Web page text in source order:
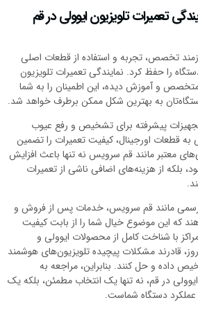
تعمیرات تلویزیون ایوولی در قم
تخصص، تجربه و استفاده از قطعات اصلی
را حفظ کرد. نمایندگی تعمیرات تلویزیون
متخصص و آموزش دیده، این اطمینان را به شما
به بهترین شکل ممکن برطرف خواهد شد.
تجهیزات پیشرفته برای تشخیص و رفع عیوب
به قطعات اورجینال، کیفیت تعمیرات را تضمین
معتبر مانند قم سرویس نه تنها باعث افزایش
بلکه از هزینه‌های اضافی ناشی از تعمیرات
رسمی مانند قم سرویس، خدمات پس از فروش و
که این موضوع خیال شما را از بابت کیفیت
با شناخت کامل از محصولات ایوولی و
قادرند مشکلات پیچیده تلویزیون‌های هوشمند
داده و حل کنند. بنابراین، مراجعه به
در قم، نه تنها یک انتخاب مطمئن، بلکه یک
دستگاه شماست.